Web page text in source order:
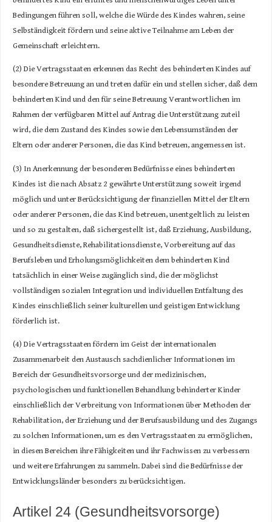
Bedingungen führen soll, welche die Würde des Kindes wahren, seine
Selbständigkeit fördern und seine aktive Teilnahme am Leben der
Gemeinschaft erleichtern.
(2) Die Vertragsstaaten erkennen das Recht des behinderten Kindes auf
besondere Betreuung an und treten dafür ein und stellen sicher, daß dem
behinderten Kind und den für seine Betreuung Verantwortlichen im
Rahmen der verfügbaren Mittel auf Antrag die Unterstützung zuteil
wird, die dem Zustand des Kindes sowie den Lebensumständen der
Eltern oder anderer Personen, die das Kind betreuen, angemessen ist.
(3) In Anerkennung der besonderen Bedürfnisse eines behinderten
Kindes ist die nach Absatz 2 gewährte Unterstützung soweit irgend
möglich und unter Berücksichtigung der finanziellen Mittel der Eltern
oder anderer Personen, die das Kind betreuen, unentgeltlich zu leisten
und so zu gestalten, daß sichergestellt ist, daß Erziehung, Ausbildung,
Gesundheitsdienste, Rehabilitationsdienste, Vorbereitung auf das
Berufsleben und Erholungsmöglichkeiten dem behinderten Kind
tatsächlich in einer Weise zugänglich sind, die der möglichst
vollständigen sozialen Integration und individuellen Entfaltung des
Kindes einschließlich seiner kulturellen und geistigen Entwicklung
förderlich ist.
(4) Die Vertragsstaaten fördern im Geist der internationalen
Zusammenarbeit den Austausch sachdienlicher Informationen im
Bereich der Gesundheitsvorsorge und der medizinischen,
psychologischen und funktionellen Behandlung behinderter Kinder
einschließlich der Verbreitung von Informationen über Methoden der
Rehabilitation, der Erziehung und der Berufsausbildung und des Zugangs
zu solchen Informationen, um es den Vertragsstaaten zu ermöglichen,
in diesen Bereichen ihre Fähigkeiten und ihr Fachwissen zu verbessern
und weitere Erfahrungen zu sammeln. Dabei sind die Bedürfnisse der
Entwicklungsländer besonders zu berücksichtigen.
Artikel 24 (Gesundheitsvorsorge)